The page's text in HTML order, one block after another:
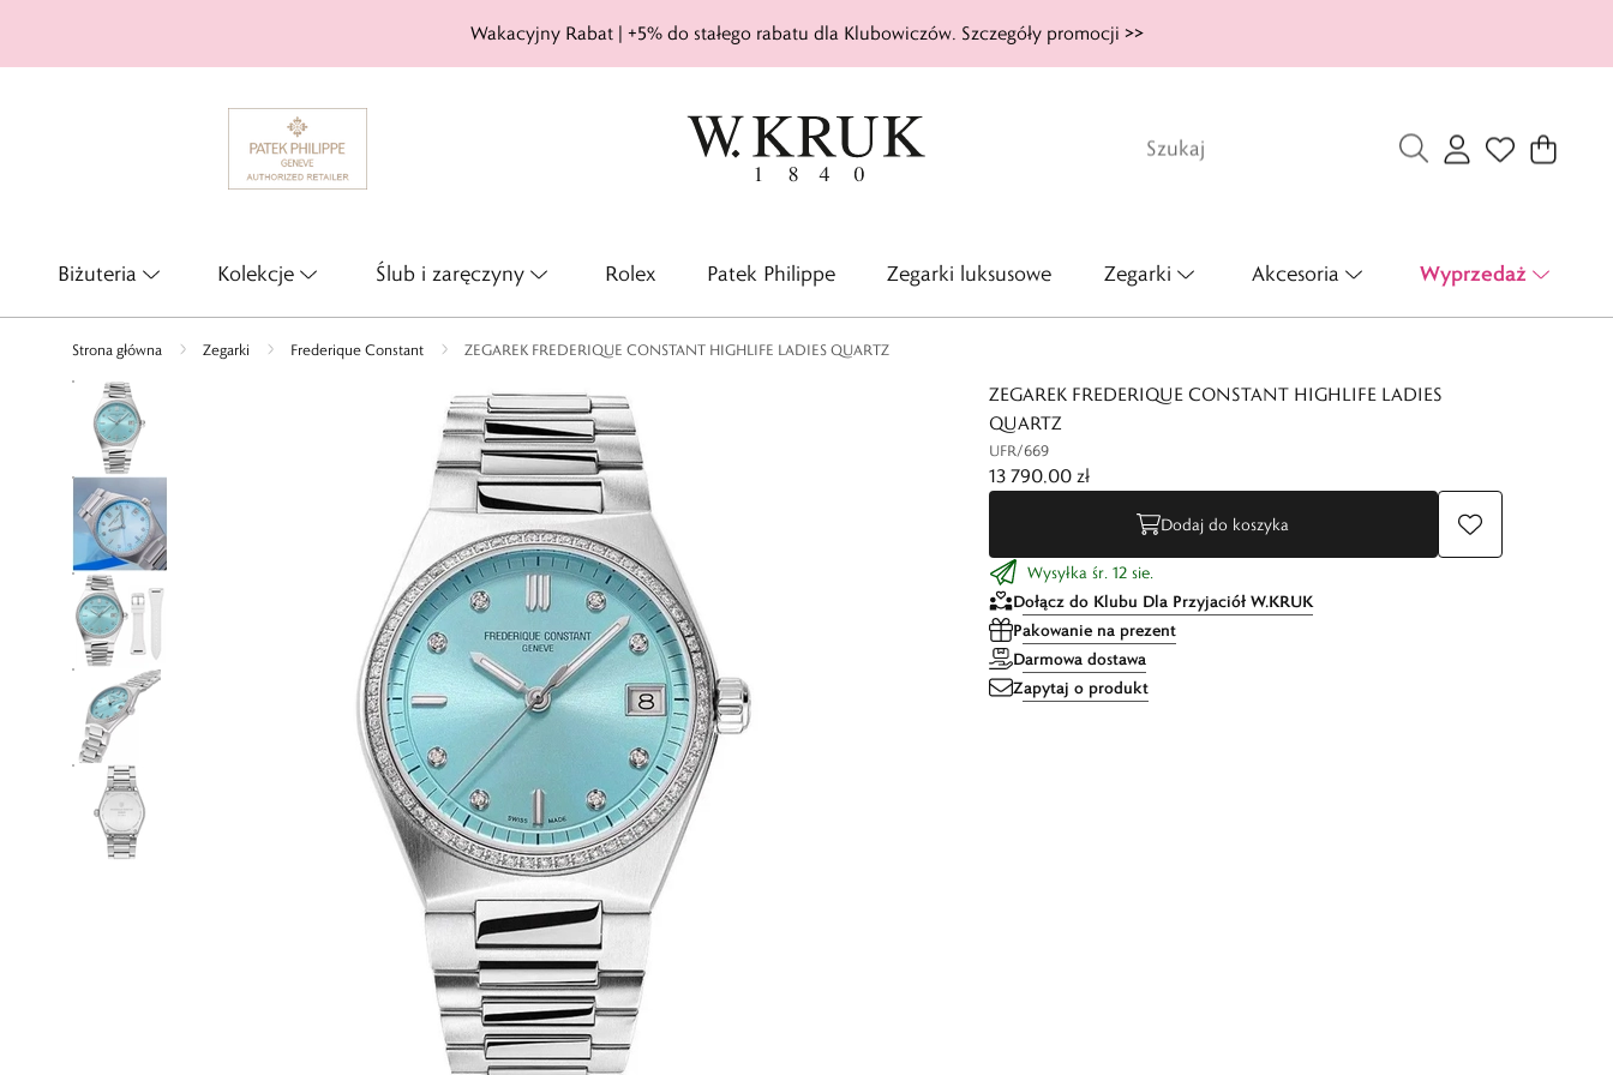
Wakacyjny Rabat | +5% do stałego rabatu dla Klubowiczów. Szczegóły promocji >>
Biżuteria Kolekcje Ślub i zaręczyny Rolex Patek Philippe Zegarki luksusowe Zegarki Akcesoria Wyprzedaż
Strona główna Zegarki Frederique Constant ZEGAREK FREDERIQUE CONSTANT HIGHLIFE LADIES QUARTZ
ZEGAREK FREDERIQUE CONSTANT HIGHLIFE LADIES
QUARTZ
UFR/669
13 790,00 zł
Dodaj do koszyka
Wysyłka śr. 12 sie.
Dołącz do Klubu Dla Przyjaciół W.KRUK
Pakowanie na prezent
Darmowa dostawa
Zapytaj o produkt